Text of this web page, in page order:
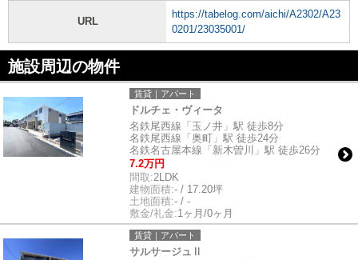
URL
https://tabelog.com/aichi/A2302/A23
0201/23035001/
施設周辺の物件
賃貸｜アパート
ドルチェ・ヴィータ
名鉄尾西線「玉ノ井」駅 徒歩8分
名鉄尾西線「奥町」駅 徒歩24分
名鉄名古屋本線「新木曽川」駅 徒歩26分
7.2万円
間取:2LDK
建物面積:- / 17.20坪
土地面積:- / -
敷金/礼金:1ヶ月/0ヶ月
賃貸｜アパート
サルサージュⅡ